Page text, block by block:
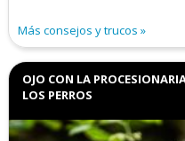
Más consejos y trucos
OJO CON LA
LOS PERROS